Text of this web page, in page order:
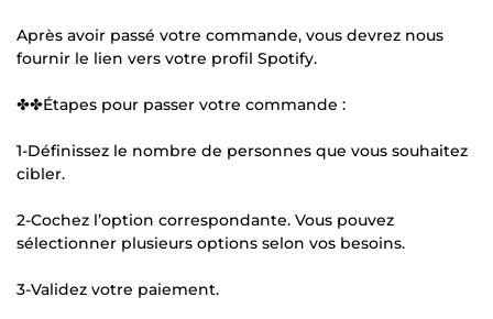
Après avoir passé votre commande, vous devrez nous
fournir le lien vers votre profil Spotify.
✤✤Étapes pour passer votre commande :
1-Définissez le nombre de personnes que vous souhaitez
cibler.
2-Cochez l’option correspondante. Vous pouvez
sélectionner plusieurs options selon vos besoins.
3-Validez votre paiement.